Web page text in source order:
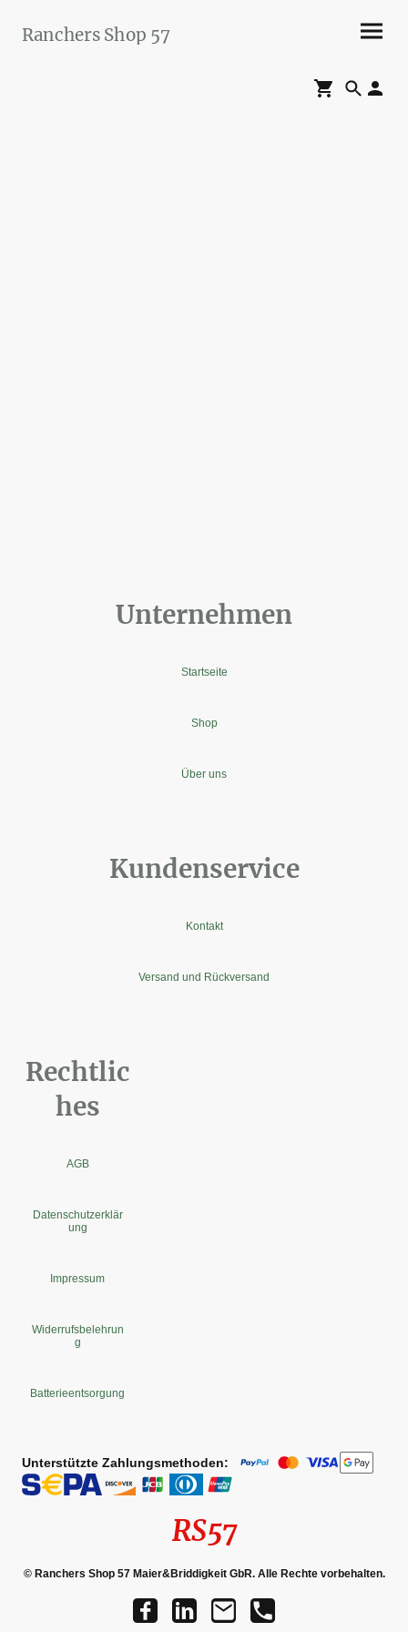
Ranchers Shop 57
Unternehmen
Startseite
Shop
Über uns
Kundenservice
Kontakt
Versand und Rückversand
Rechtlic
hes
AGB
Datenschutzerklär
ung
Impressum
Widerrufsbelehrun
g
Batterieentsorgung
Unterstützte Zahlungsmethoden:
RS57
© Ranchers Shop 57 Maier&Briddigkeit GbR. Alle Rechte vorbehalten.